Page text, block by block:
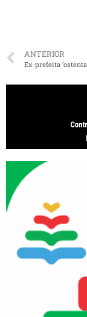
ANTERIOR